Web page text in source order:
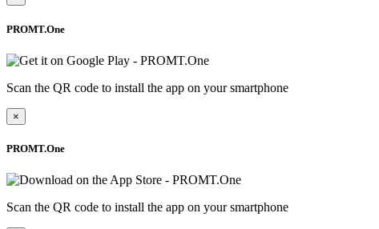
PROMT.One
Scan the QR code to install the app on your smartphone
×
PROMT.One
Scan the QR code to install the app on your smartphone